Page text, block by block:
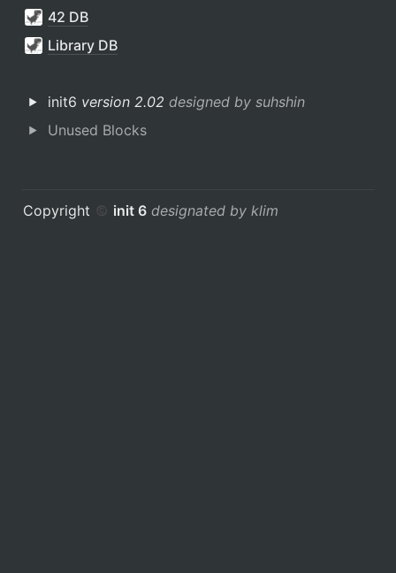
42 DB
Library DB
init6 version 2.02 designed by suhshin
Unused Blocks
Copyright init 6 designated by klim